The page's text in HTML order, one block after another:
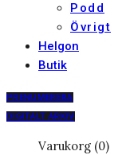
Podd
Övrigt
Helgon
Butik
PRENUMERERA
DIGITALT ARKIV
Varukorg (0)